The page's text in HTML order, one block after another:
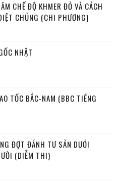
CHẾ ĐỘ KHMER ĐỎ VÀ CÁCH
CHỦNG (CHI PHƯƠNG)
NHẬT
TỐC BẮC-NAM (BBC TIẾNG
ĐỢT ĐÁNH TƯ SẢN DƯỚI
(DIỄM THI)